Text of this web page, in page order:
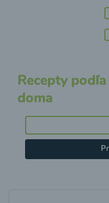
Recepty
doma